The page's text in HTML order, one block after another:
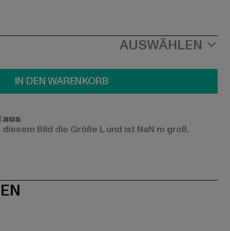
AUSWÄHLEN
IN DEN WARENKORB
Bild die Größe L und ist NaN m groß.